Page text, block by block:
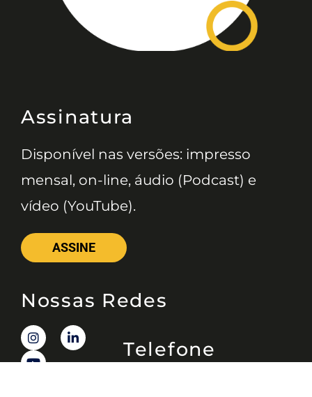
Assinatura
Disponível nas versões: impresso
mensal, on-line, áudio (Podcast) e
vídeo (YouTube).
ASSINE
Nossas Redes
Telefone